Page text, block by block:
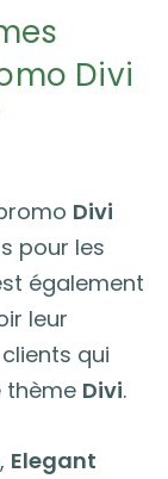
Divi
Divi
pour les
également
leur
qui
thème Divi.
Elegant